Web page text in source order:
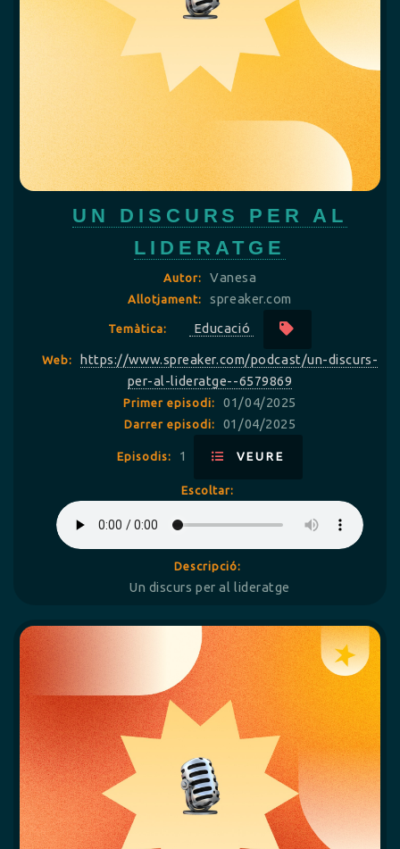
UN DISCURS PER AL
LIDERATGE
Autor: Vanesa
Allotjament: spreaker.com
Temàtica: Educació
Web:
https://www.spreaker.com/podcast/un-discurs-
per-al-lideratge--6579869
Primer episodi: 01/04/2025
Darrer episodi: 01/04/2025
Episodis: 1 VEURE
Escoltar:
Descripció:
Un discurs per al lideratge